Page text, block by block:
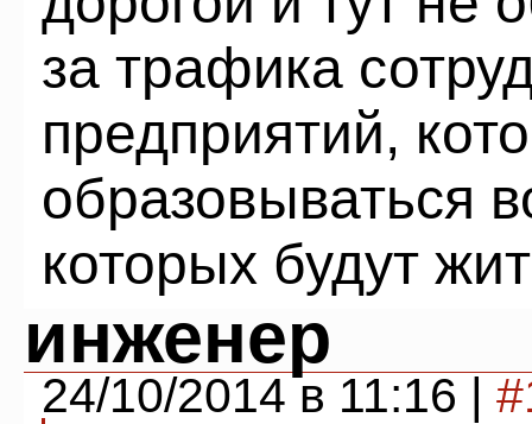
за трафика
предприятий,
образовываться
которых будут
инженер
24/10/2014 в 11:16 |